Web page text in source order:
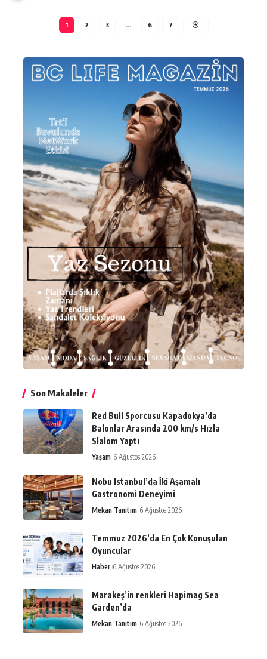
1 2 3 … 6 7
Son Makaleler
Red Bull Sporcusu Kapadokya’da
Balonlar Arasında 200 km/s Hızla
Slalom Yaptı
Yaşam 6 Ağustos 2026
Nobu Istanbul’da İki Aşamalı
Gastronomi Deneyimi
Mekan Tanıtım 6 Ağustos 2026
Temmuz 2026’da En Çok Konuşulan
Oyuncular
Haber 6 Ağustos 2026
Marakeş’in renkleri Hapimag Sea
Garden’da
Mekan Tanıtım 6 Ağustos 2026